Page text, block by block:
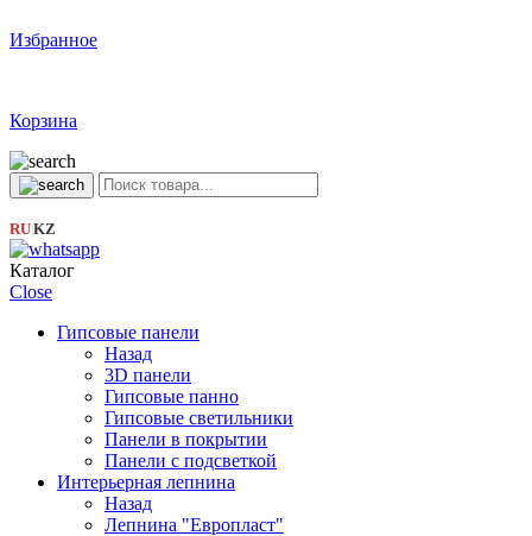
Избранное
Корзина
RU|KZ
Каталог
Close
Гипсовые панели
Назад
3D панели
Гипсовые панно
Гипсовые светильники
Панели в покрытии
Панели с подсветкой
Интерьерная лепнина
Назад
Лепнина "Европласт"